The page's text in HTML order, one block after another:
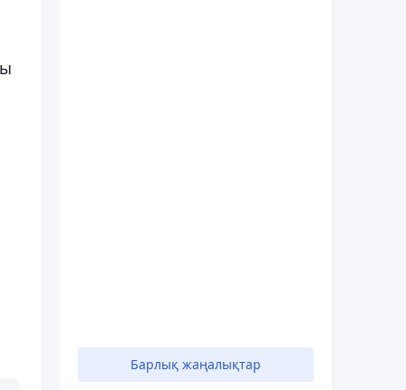
Барлық жаңалықтар